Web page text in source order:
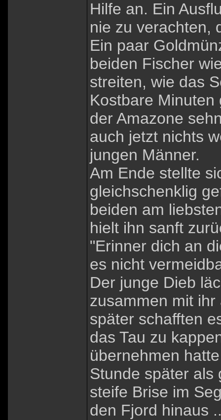
Hilfe an. Ein
nie zu verachten,
Ein paar
beiden Fischer
streiten, wie das
Kostbare
der Amazone
auch jetzt nichts
jungen Männer.
Am Ende stellte
gleichschenklig
beiden am
hielt ihn sanft
"Erinner dich an
es nicht
Der junge Dieb
zusammen mit
später schafften
das Tau zu
übernehmen
Stunde später als
steife Brise im
den Fjord hinaus